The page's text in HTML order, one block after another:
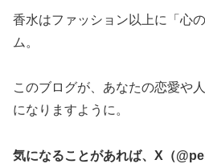
香水はファッション以上に「心
ム。
このブログが、あなたの恋愛や
になりますように。
気になることがあれば、X（